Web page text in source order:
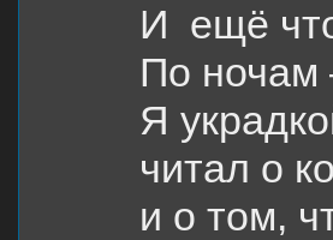
И ещё
По ночам
Я
читал о
и о том,